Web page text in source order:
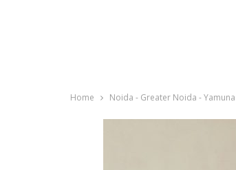
Home Noida - Greater Noida -